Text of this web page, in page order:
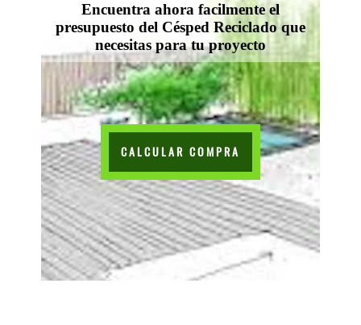
Encuentra ahora facilmente el
presupuesto del Césped Reciclado que
necesitas para tu proyecto
CALCULAR COMPRA